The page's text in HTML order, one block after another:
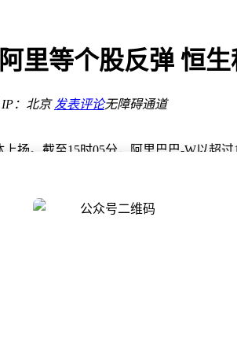
里等个股反弹 恒
IP：北京 发表评论无障碍通道
扬。截至15时05分，阿里巴巴-W以超
步攀升超4%，市场交投活跃度明显提升
分析机构预测，该集团2027财年首季
益与主要竞争对手的差距显著缩小。
点布局餐饮及非餐领域订单。分析人
竞争提供新支点，市场对其后续表现保